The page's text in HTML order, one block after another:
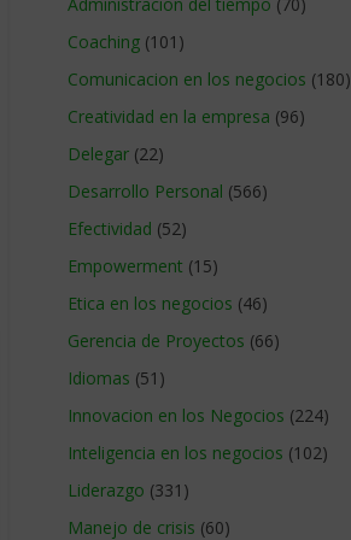
Coaching (101)
Comunicacion en los negocios (180)
Creatividad en la empresa (96)
Delegar (22)
Desarrollo Personal (566)
Efectividad (52)
Empowerment (15)
Etica en los negocios (46)
Gerencia de Proyectos (66)
Idiomas (51)
Innovacion en los Negocios (224)
Inteligencia en los negocios (102)
Liderazgo (331)
Manejo de crisis (60)